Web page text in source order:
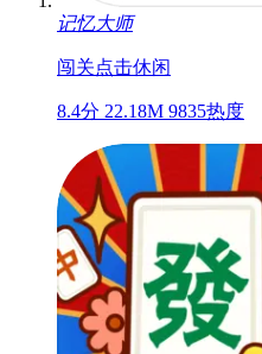
记忆大师
闯关点击休闲
8.4分 22.18M 9835热度